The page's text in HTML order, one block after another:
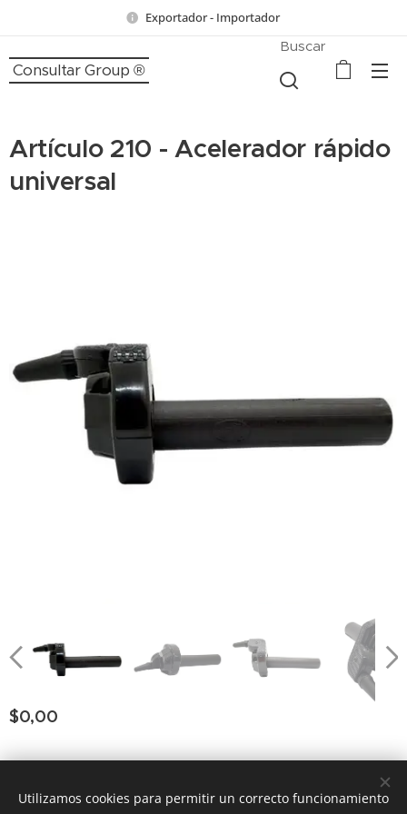
Exportador - Importador
Consultar Group ®
Buscar
Artículo 210 - Acelerador rápido
universal
$0,00
Consultar Group ®Todoslos derechos reservados
Utilizamos cookies para permitir un correcto funcionamiento